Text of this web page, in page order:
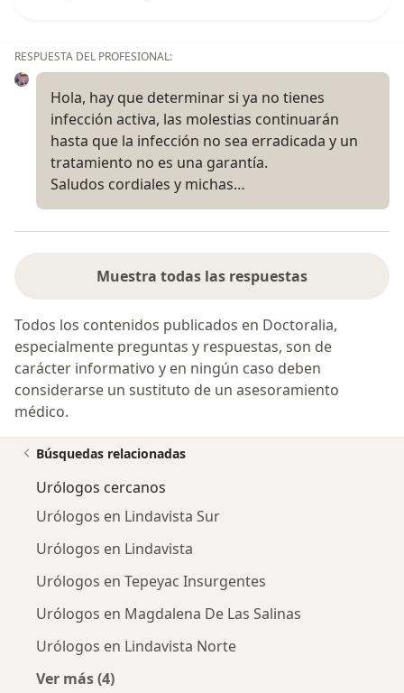
RESPUESTA DEL PROFESIONAL:
Hola, hay que determinar si ya no tienes
infección activa, las molestias continuarán
hasta que la infección no sea erradicada y un
tratamiento no es una garantía.
Saludos cordiales y michas…
Muestra todas las respuestas
Todos los contenidos publicados en Doctoralia,
especialmente preguntas y respuestas, son de
carácter informativo y en ningún caso deben
considerarse un sustituto de un asesoramiento
médico.
Búsquedas relacionadas
Urólogos cercanos
Urólogos en Lindavista Sur
Urólogos en Lindavista
Urólogos en Tepeyac Insurgentes
Urólogos en Magdalena De Las Salinas
Urólogos en Lindavista Norte
Ver más (4)